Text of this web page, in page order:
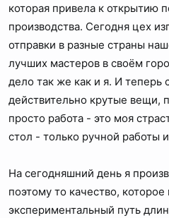
которая привела к открытию
производства. Сегодня цех
отправки в разные страны
лучших мастеров в своём
дело так же как и я. И теперь
действительно крутые вещи,
просто работа - это моя
стол - только ручной работы
На сегодняшний день я
поэтому то качество,
экспериментальный путь